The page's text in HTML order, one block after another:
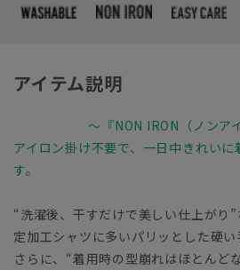
アイテム説明
～『NON IRON（ノンア
アイロン掛け不要で、一日中きれい
す。
“洗濯後、干すだけで美しい仕上がり
定加工シャツに多いパリッとした硬い
さらに、“着用時の型崩れはほとんど